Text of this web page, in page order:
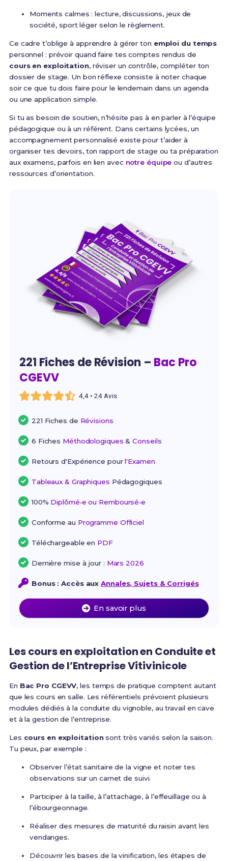
Moments calmes : lecture, discussions, jeux de
société, sport léger selon le règlement.
Ce cadre t’oblige à apprendre à gérer ton emploi du temps
personnel : prévoir quand faire tes comptes rendus de
cours en exploitation, réviser un contrôle, compléter ton
dossier de stage. Un bon réflexe consiste à noter chaque
soir ce que tu dois faire pour le lendemain dans un agenda
ou une application simple.
Si tu as besoin de soutien, n’hésite pas à en parler à l’équipe
pédagogique ou à un référent. Dans certains lycées, un
accompagnement personnalisé existe pour t’aider à
organiser tes devoirs, ton rapport de stage ou ta préparation
aux examens, parfois en lien avec notre équipe ou d’autres
ressources d’orientation.
221 Fiches de Révision – Bac Pro
CGEVV
4,4 • 24 Avis
221 Fiches de Révisions
6 Fiches Méthodologiques &Conseils
Retours d'Expérience pourl'Examen
Tableaux & Graphiques Pédagogiques
100% Diplômé•e ou Remboursé•e
Conforme au Programme Officiel
Téléchargeable en PDF
Dernière mise à jour : Mars 2026
Bonus : Accès auxAnnales, Sujets & Corrigés
En savoir plus
Les cours en exploitation en Conduite et
Gestion de l’Entreprise Vitivinicole
En Bac Pro CGEVV, les temps de pratique comptent autant
que les cours en salle. Les référentiels prévoient plusieurs
modules dédiés à la conduite du vignoble, au travail en cave
et à la gestion de l’entreprise.
Les cours en exploitationsont très variés selon la saison.
Tu peux, par exemple :
Observer l’état sanitaire de la vigne et noter tes
observations sur un carnet de suivi.
Participer à la taille, à l’attachage, à l’effeuillage ou à
l’ébourgeonnage.
Réaliser des mesures de maturité du raisin avant les
vendanges.
Découvrir les bases de la vinification, les étapes de